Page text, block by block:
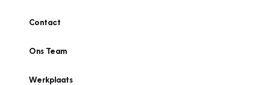
Contact
Ons Team
Werkplaats